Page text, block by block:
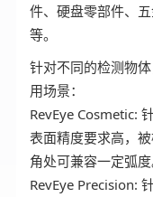
件、硬盘零部件、
等。
针对不同的检测物
用场景：
RevEye Cosmetic:
表面精度要求高，
角处可兼容一定弧度
RevEye Precision: